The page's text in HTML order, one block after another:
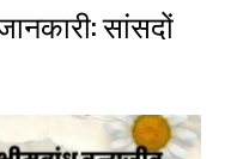
सांसदों